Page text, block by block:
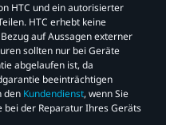
HTC und ein autorisierter
HTC erhebt keine
auf Aussagen externer
sollten nur bei Geräte
abgelaufen ist, da
beeinträchtigen
den Kundendienst, wenn Sie
der Reparatur Ihres Geräts